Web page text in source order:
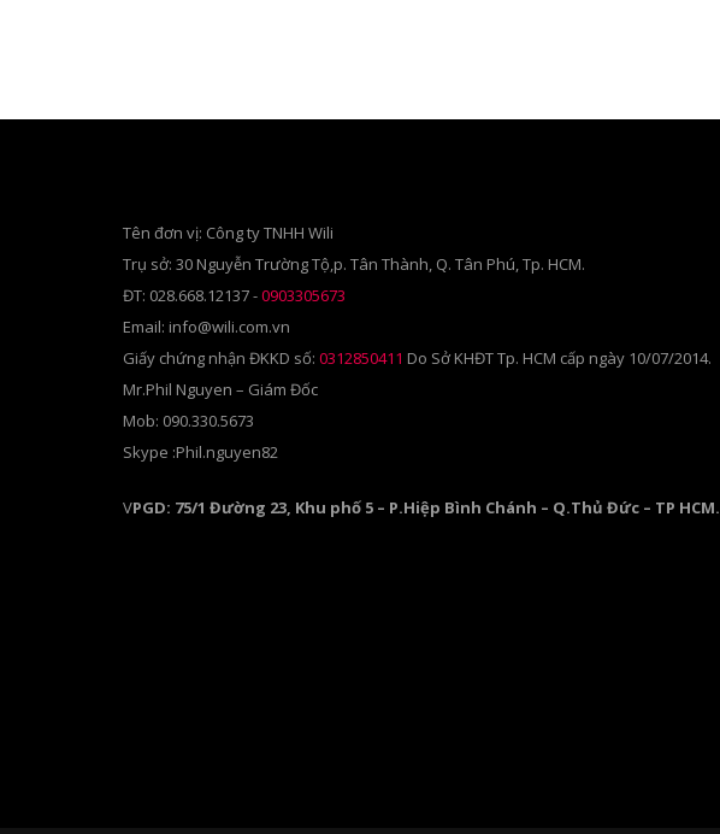
Tên đơn vị: Công ty TNHH Wili
Trụ sở: 30 Nguyễn Trường Tộ,p. Tân Thành, Q. Tân Phú, Tp. HCM.
ĐT: 028.668.12137 -0903305673
Email: info@wili.com.vn
Giấy chứng nhận ĐKKD số: 0312850411 Do Sở KHĐT Tp. HCM cấp ngày 10/07/2014.
Mr.Phil Nguyen – Giám Đốc
Mob: 090.330.5673
Skype :Phil.nguyen82
VPGD: 75/1 Đường 23, Khu phố 5 – P.Hiệp Bình Chánh – Q.Thủ Đức – TP HCM.